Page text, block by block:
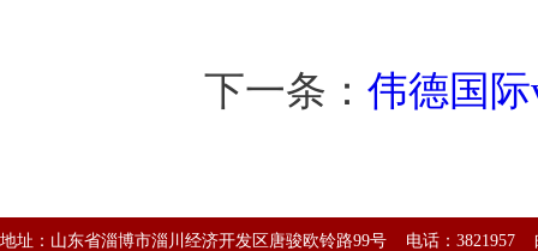
下一条： 伟德国
地址：山东省淄博市淄川经济开发区唐骏欧铃路99号 电话：3821957